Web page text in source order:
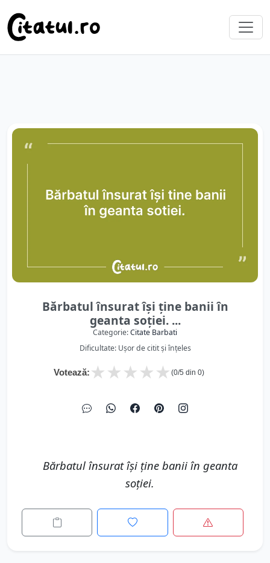
Bărbatul însurat își ține banii în
geanta soției. ...
Categorie:Citate Barbati
Dificultate: Ușor de citit și înțeles
Votează: ★
★
★
★
★ (0/5 din 0)
Bărbatul însurat își ține banii în geanta
soției.